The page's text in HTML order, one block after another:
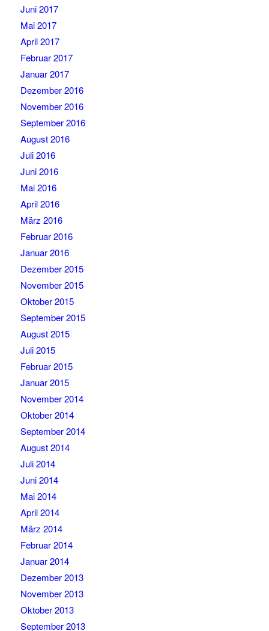
Juni 2017
Mai 2017
April 2017
Februar 2017
Januar 2017
Dezember 2016
November 2016
September 2016
August 2016
Juli 2016
Juni 2016
Mai 2016
April 2016
März 2016
Februar 2016
Januar 2016
Dezember 2015
November 2015
Oktober 2015
September 2015
August 2015
Juli 2015
Februar 2015
Januar 2015
November 2014
Oktober 2014
September 2014
August 2014
Juli 2014
Juni 2014
Mai 2014
April 2014
März 2014
Februar 2014
Januar 2014
Dezember 2013
November 2013
Oktober 2013
September 2013